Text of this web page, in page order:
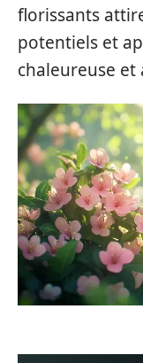
florissants
potentiels et
chaleureuse et